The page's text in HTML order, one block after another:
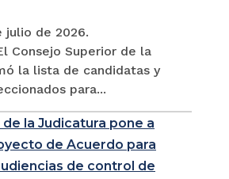
julio de 2026.
Consejo Superior de la
la lista de candidatas y
para...
la Judicatura pone a
de Acuerdo para
de control de